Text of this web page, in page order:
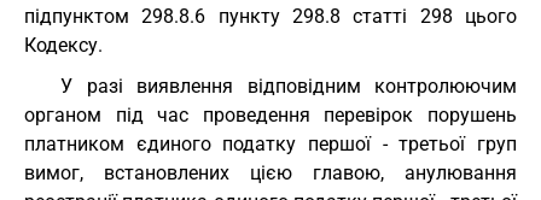
підпунктом 298.8.6 пункту 298.8 статті 298 цього
Кодексу.
У разі виявлення відповідним контролюючим
органом під час проведення перевірок порушень
платником єдиного податку першої - третьої груп
вимог, встановлених цією главою, анулювання